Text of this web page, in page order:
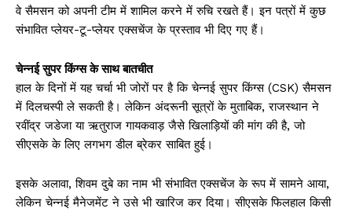
वे सैमसन को अपनी टीम में शामिल करने में रुचि रखते हैं। इन पत्रों में कुछ
संभावित प्लेयर-टू-प्लेयर एक्सचेंज के प्रस्ताव भी दिए गए हैं।
चेन्नई सुपर किंग्स के साथ बातचीत
हाल के दिनों में यह चर्चा भी जोरों पर है कि चेन्नई सुपर किंग्स (CSK) सैमसन
में दिलचस्पी ले सकती है। लेकिन अंदरूनी सूत्रों के मुताबिक, राजस्थान ने
रवींद्र जडेजा या ऋतुराज गायकवाड़ जैसे खिलाड़ियों की मांग की है, जो
सीएसके के लिए लगभग डील ब्रेकर साबित हुई।
इसके अलावा, शिवम दुबे का नाम भी संभावित एक्सचेंज के रूप में सामने आया,
लेकिन चेन्नई मैनेजमेंट ने उसे भी खारिज कर दिया। सीएसके फिलहाल किसी